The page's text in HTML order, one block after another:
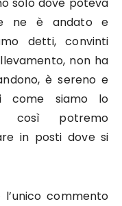
ne è andato e
detti, convinti
non ha
è sereno e
come siamo lo
così potremo
in posti dove si
commento